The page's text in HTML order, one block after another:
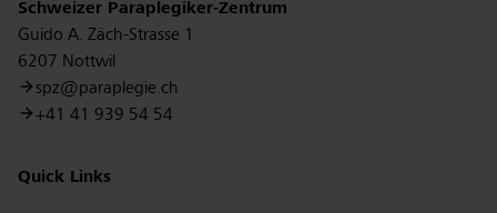
Schweizer Paraplegiker-Zentrum
Guido A. Zäch-Strasse 1
6207 Nottwil
spz@paraplegie.ch
+41 41 939 54 54
Quick Links